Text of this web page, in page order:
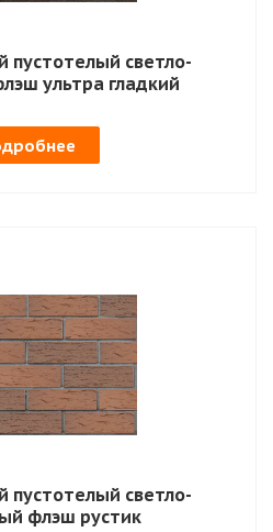
пустотелый светло-
ультра гладкий
пустотелый светло-
флэш рустик